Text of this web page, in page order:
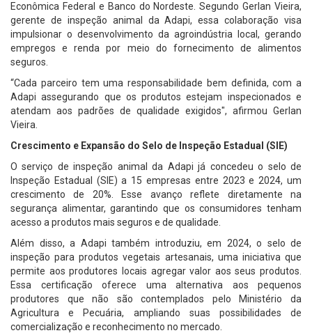
Econômica Federal e Banco do Nordeste. Segundo Gerlan Vieira,
gerente de inspeção animal da Adapi, essa colaboração visa
impulsionar o desenvolvimento da agroindústria local, gerando
empregos e renda por meio do fornecimento de alimentos
seguros.
“Cada parceiro tem uma responsabilidade bem definida, com a
Adapi assegurando que os produtos estejam inspecionados e
atendam aos padrões de qualidade exigidos", afirmou Gerlan
Vieira.
Crescimento e Expansão do Selo de Inspeção Estadual (SIE)
O serviço de inspeção animal da Adapi já concedeu o selo de
Inspeção Estadual (SIE) a 15 empresas entre 2023 e 2024, um
crescimento de 20%. Esse avanço reflete diretamente na
segurança alimentar, garantindo que os consumidores tenham
acesso a produtos mais seguros e de qualidade.
Além disso, a Adapi também introduziu, em 2024, o selo de
inspeção para produtos vegetais artesanais, uma iniciativa que
permite aos produtores locais agregar valor aos seus produtos.
Essa certificação oferece uma alternativa aos pequenos
produtores que não são contemplados pelo Ministério da
Agricultura e Pecuária, ampliando suas possibilidades de
comercialização e reconhecimento no mercado.